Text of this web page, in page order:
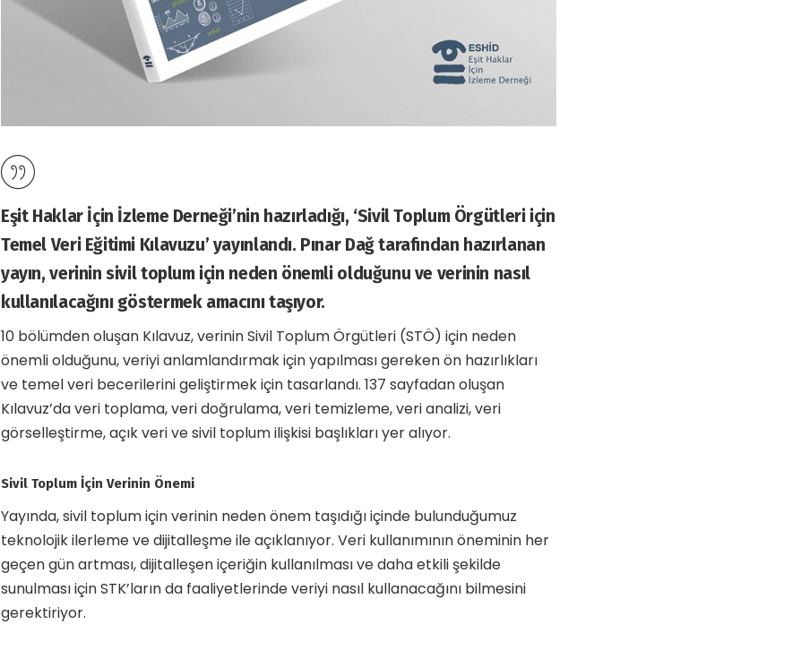
Eşit Haklar İçin İzleme Derneği’nin hazırladığı, ‘Sivil Toplum Örgütleri için
Temel Veri Eğitimi Kılavuzu’ yayınlandı. Pınar Dağ tarafından hazırlanan
yayın, verinin sivil toplum için neden önemli olduğunu ve verinin nasıl
kullanılacağını göstermek amacını taşıyor.
10 bölümden oluşan Kılavuz, verinin Sivil Toplum Örgütleri (STÖ) için neden
önemli olduğunu, veriyi anlamlandırmak için yapılması gereken ön hazırlıkları
ve temel veri becerilerini geliştirmek için tasarlandı. 137 sayfadan oluşan
Kılavuz’da veri toplama, veri doğrulama, veri temizleme, veri analizi, veri
görselleştirme, açık veri ve sivil toplum ilişkisi başlıkları yer alıyor.
Sivil Toplum İçin Verinin Önemi
Yayında, sivil toplum için verinin neden önem taşıdığı içinde bulunduğumuz
teknolojik ilerleme ve dijitalleşme ile açıklanıyor. Veri kullanımının öneminin her
geçen gün artması, dijitalleşen içeriğin kullanılması ve daha etkili şekilde
sunulması için STK’ların da faaliyetlerinde veriyi nasıl kullanacağını bilmesini
gerektiriyor.